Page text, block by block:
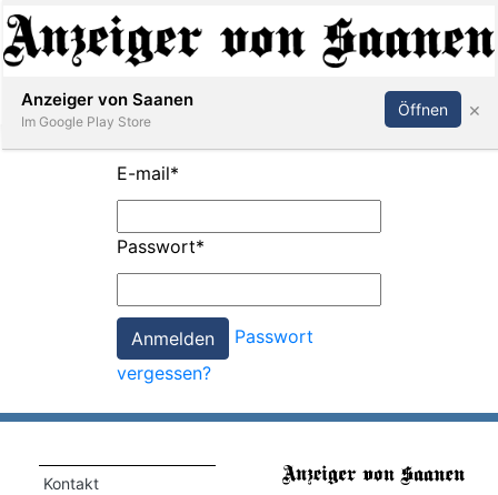
Abonnieren Anmelden
E-mail*
Passwort*
Passwort
vergessen?
Kontakt
Anzeiger von Saanen
Im Google Play Store
Öffnen ×